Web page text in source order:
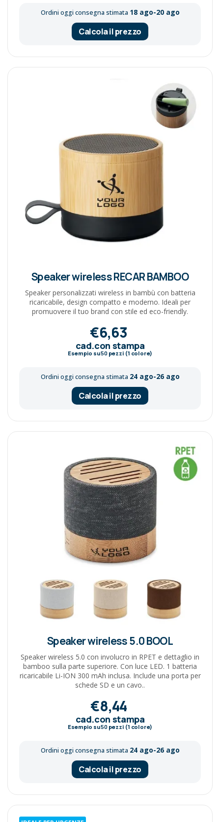
Ordini oggi consegna stimata 18 ago-20 ago
Calcola il prezzo
Speaker wireless RECAR BAMBOO
Speaker personalizzati wireless in bambù con batteria
ricaricabile, design compatto e moderno. Ideali per
promuovere il tuo brand con stile ed eco-friendly.
€6,63
cad.con stampa
Esempio su50pezzi (1 colore)
Ordini oggi consegna stimata 24 ago-26 ago
Calcola il prezzo
Speaker wireless 5.0 BOOL
Speaker wireless 5.0 con involucro in RPET e dettaglio in
bamboo sulla parte superiore. Con luce LED. 1 batteria
ricaricabile Li-ION 300 mAh inclusa. Include una porta per
schede SD e un cavo..
€8,44
cad.con stampa
Esempio su50pezzi (1 colore)
Ordini oggi consegna stimata 24 ago-26 ago
Calcola il prezzo